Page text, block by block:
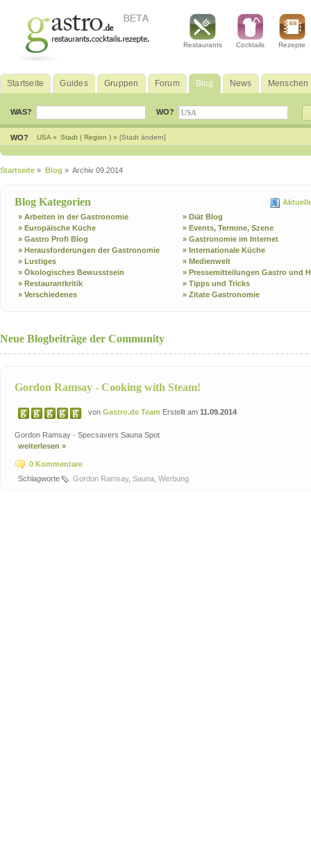
Restaurants Cocktails Rezepte
Startseite Guides Gruppen Forum Blog News Menschen
WAS? WO?
WO? USA » Stadt ( Region ) » [Stadt ändern]
Startseite » Blog » Archiv 09.2014
Blog Kategorien
» Arbeiten in der Gastronomie
» Diät Blog
» Europäische Küche
» Events, Termine, Szene
» Gastro Profi Blog
» Gastronomie im Internet
» Herausforderungen der Gastronomie
» Internationale Küche
» Lustiges
» Medienwelt
» Ökologisches Bewusstsein
» Pressemitteilungen Gastro und
» Restaurantkritik
» Tipps und Tricks
» Verschiedenes
» Zitate Gastronomie
Neue Blogbeiträge der Community
Gordon Ramsay - Cooking with Steam!
von Gastro.de Team Erstellt am 11.09.2014
Gordon Ramsay - Specsavers Sauna Spot
weiterlesen »
0 Kommentare
Schlagworte
Gordon Ramsay, Sauna Werbung